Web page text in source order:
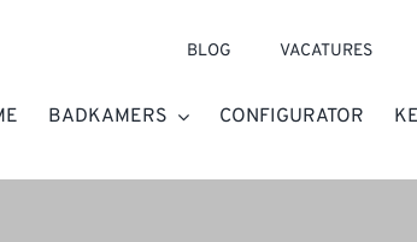
BLOG VACATURES
BADKAMERS CONFIGURATOR